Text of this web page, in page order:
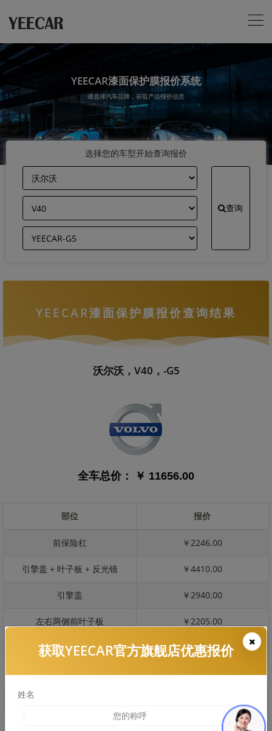
YEECAR漆面保护膜报价系统
请选择汽车品牌，获取产品报价信息
选择您的车型开始查询报价
查询
YEECAR漆面保护膜报价查询结果
沃尔沃，V40，-G5
全车总价： ￥ 11656.00
部位 报价
前保险杠 ￥2246.00
引擎盖 + 叶子板 + 反光镜 ￥4410.00
引擎盖 ￥2940.00
左右两侧前叶子板 ￥2205.00
反光镜 ￥441.00
后保险杠 ￥1708.00
￥1479.00
获取YEECAR官方旗舰店优惠报价
姓名